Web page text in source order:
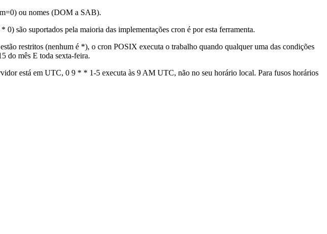
ou nomes (DOM a SAB).
suportados pela maioria das implementações cron é por esta ferramenta.
restritos (nenhum é *), o cron POSIX executa o trabalho quando qualquer uma das condições
do mês E toda sexta-feira.
está em UTC, 0 9 * * 1-5 executa às 9 AM UTC, não no seu horário local. Para fusos horários